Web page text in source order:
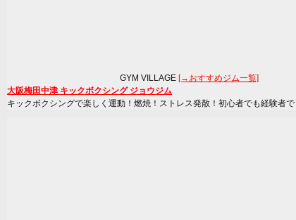
GYM VILLAGE [→おすすめジム一覧]
大阪梅田中津 キックボクシング ジョウジム
キックボクシングで楽しく運動！燃焼！ストレス発散！初心者でも経験者